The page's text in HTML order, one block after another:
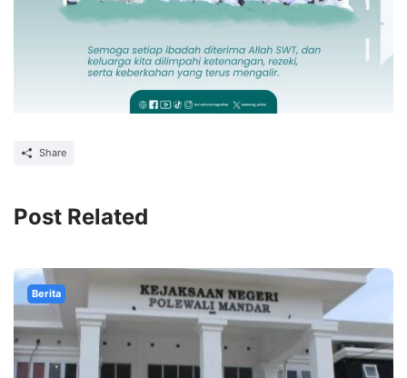
Share
Post Related
Berita